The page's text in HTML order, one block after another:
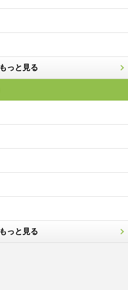
もっと見る
もっと見る